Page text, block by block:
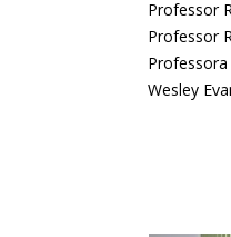
Professor
Professor
Professora
Wesley